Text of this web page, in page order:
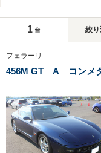
1 台 絞
フェラーリ
456M GT A コンメタ